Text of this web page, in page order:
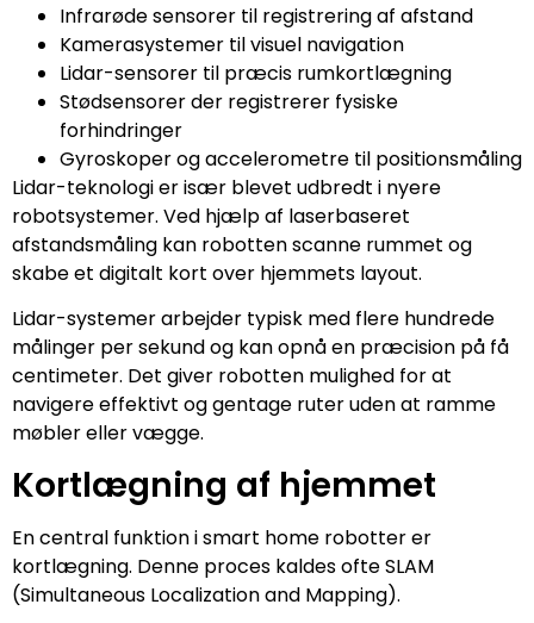
Infrarøde sensorer til registrering af afstand
Kamerasystemer til visuel navigation
Lidar-sensorer til præcis rumkortlægning
Stødsensorer der registrerer fysiske
forhindringer
Gyroskoper og accelerometre til positionsmåling
Lidar-teknologi er især blevet udbredt i nyere
robotsystemer. Ved hjælp af laserbaseret
afstandsmåling kan robotten scanne rummet og
skabe et digitalt kort over hjemmets layout.
Lidar-systemer arbejder typisk med flere hundrede
målinger per sekund og kan opnå en præcision på få
centimeter. Det giver robotten mulighed for at
navigere effektivt og gentage ruter uden at ramme
møbler eller vægge.
Kortlægning af hjemmet
En central funktion i smart home robotter er
kortlægning. Denne proces kaldes ofte SLAM
(Simultaneous Localization and Mapping).